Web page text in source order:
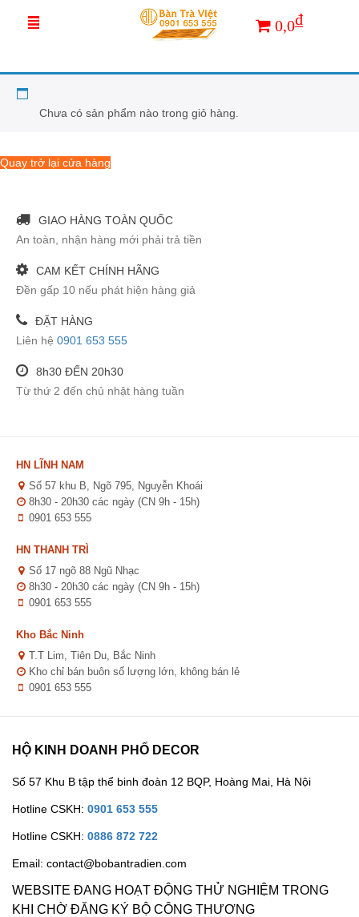
0,0₫
CART
Chưa có sản phẩm nào trong giỏ hàng.
Quay trở lại cửa hàng
GIAO HÀNG TOÀN QUỐC
An toàn, nhận hàng mới phải trả tiền
CAM KẾT CHÍNH HÃNG
Đền gấp 10 nếu phát hiện hàng giả
ĐẶT HÀNG
Liên hệ 0901 653 555
8h30 ĐẾN 20h30
Từ thứ 2 đến chủ nhật hàng tuần
HN LĨNH NAM
Số 57 khu B, Ngõ 795, Nguyễn Khoái
8h30 - 20h30 các ngày (CN 9h - 15h)
0901 653 555
HN THANH TRÌ
Số 17 ngõ 88 Ngũ Nhạc
8h30 - 20h30 các ngày (CN 9h - 15h)
0901 653 555
Kho Bắc Ninh
T.T Lim, Tiên Du, Bắc Ninh
Kho chỉ bán buôn số lượng lớn, không bán lẻ
0901 653 555
HỘ KINH DOANH PHỐ DECOR
Số 57 Khu B tập thể binh đoàn 12 BQP, Hoàng Mai, Hà Nội
Hotline CSKH: 0901 653 555
Hotline CSKH: 0886 872 722
Email: contact@bobantradien.com
WEBSITE ĐANG HOẠT ĐỘNG THỬ NGHIỆM TRONG
KHI CHỜ ĐĂNG KÝ BỘ CÔNG THƯƠNG